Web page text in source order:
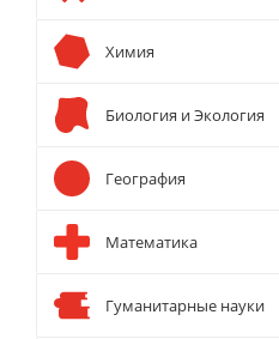
Химия
Биология и Экология
География
Математика
Гуманитарные науки